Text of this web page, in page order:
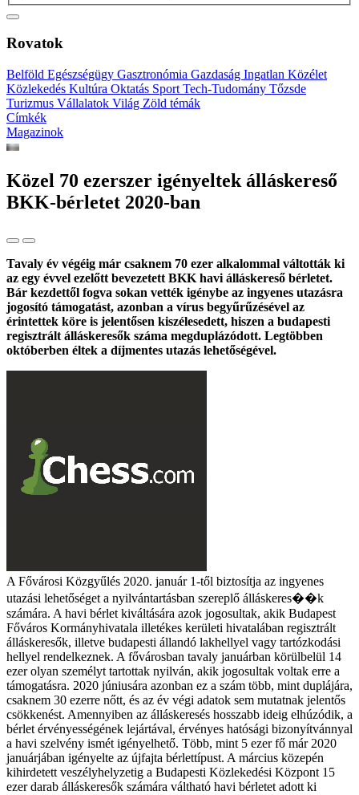
Rovatok
Belföld Egészségügy Gasztronómia Gazdaság Ingatlan Közélet
Közlekedés Kultúra Oktatás Sport Tech-Tudomány Tőzsde
Turizmus Vállalatok Világ Zöld témák
Címkék
Magazinok
Közel 70 ezerszer igényeltek álláskereső
BKK-bérletet 2020-ban
Tavaly év végéig már csaknem 70 ezer alkalommal váltották ki
az egy évvel ezelőtt bevezetett BKK havi álláskereső bérletet.
Bár kezdettől fogva sokan vették igénybe az ingyenes utazásra
jogosító támogatást, azonban a vírus begyűrűzésével az
érintettek köre is jelentősen kiszélesedett, hiszen a budapesti
regisztrált álláskeresők száma megduplázódott. Legtöbben
októberben éltek a díjmentes utazás lehetőségével.
A Fővárosi Közgyűlés 2020. január 1-től biztosítja az ingyenes
utazási lehetőséget a nyilvántartásban szereplő álláskeres��k
számára. A havi bérlet kiváltására azok jogosultak, akik Budapest
Főváros Kormányhivatala illetékes kerületi hivatalában regisztrált
álláskeresők, illetve budapesti állandó lakhellyel vagy tartózkodási
hellyel rendelkeznek. A fővárosban tavaly januárban körülbelül 14
ezer olyan személyt tartottak nyilván, akik jogosultak voltak erre a
támogatásra. 2020 júniusára azonban ez a szám több, mint duplájára,
csaknem 30 ezerre nőtt, és az év végi adatok sem mutatnak jelentős
csökkenést. Amennyiben az álláskeresés hosszabb ideig elhúzódik, a
bérlet érvényességének lejártával, érvényes hatósági bizonyítvánnyal
a havi szelvény ismét igényelhető. Több, mint 5 ezer fő már 2020
januárjában igényelte az újfajta bérlettípust. A március közepén
kihirdetett veszélyhelyzetig a Budapesti Közlekedési Központ 15
ezer darab álláskeresők számára váltható havi bérletet adott ki